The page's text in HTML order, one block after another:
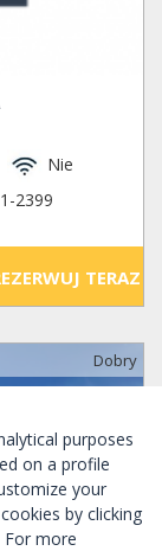
Nie
2399
TERAZ
Dobry
purposes
on a profile
your
by clicking
more